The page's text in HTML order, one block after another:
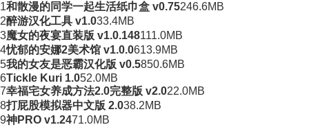
1和散漫的同学一起生活纸巾盒 v0.75246.6MB
2醉游汉化工具 v1.033.4MB
3魔女的夜宴直装版 v1.0.148111.0MB
4忧郁的安娜2美术馆 v1.0.0613.9MB
5我的女友是恶霸汉化版 v0.5850.6MB
6Tickle Kuri 1.052.0MB
7幸福宅女养成方法2.0完整版 v2.022.0MB
8打屁股模拟器中文版 2.038.2MB
9神PRO v1.2471.0MB